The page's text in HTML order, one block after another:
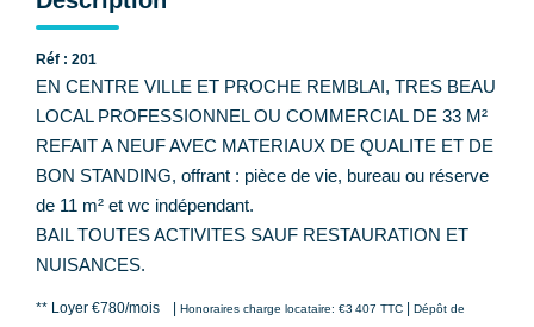
Réf : 201
EN CENTRE VILLE ET PROCHE REMBLAI, TRES BEAU
LOCAL PROFESSIONNEL OU COMMERCIAL DE 33 M²
REFAIT A NEUF AVEC MATERIAUX DE QUALITE ET DE
BON STANDING, offrant : pièce de vie, bureau ou réserve
de 11 m² et wc indépendant.
BAIL TOUTES ACTIVITES SAUF RESTAURATION ET
NUISANCES.
** Loyer €780/mois | Honoraires charge locataire: €3 407 TTC | Dépôt de